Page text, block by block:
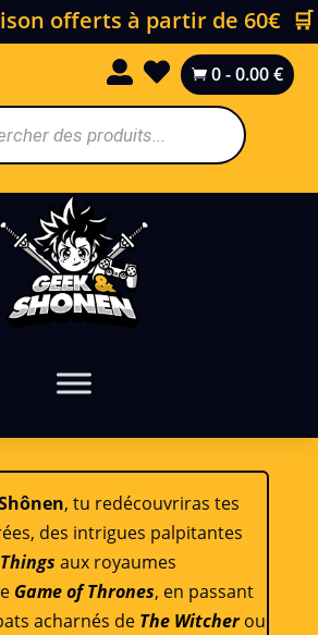
offerts à partir de 60€ 🛒
   0-0.00€
, tu redécouvriras tes
des intrigues palpitantes
aux royaumes
Game of Thrones, en passant
acharnés de The Witcherou